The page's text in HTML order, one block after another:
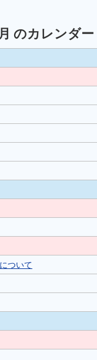
月 のカレンダー
ついて